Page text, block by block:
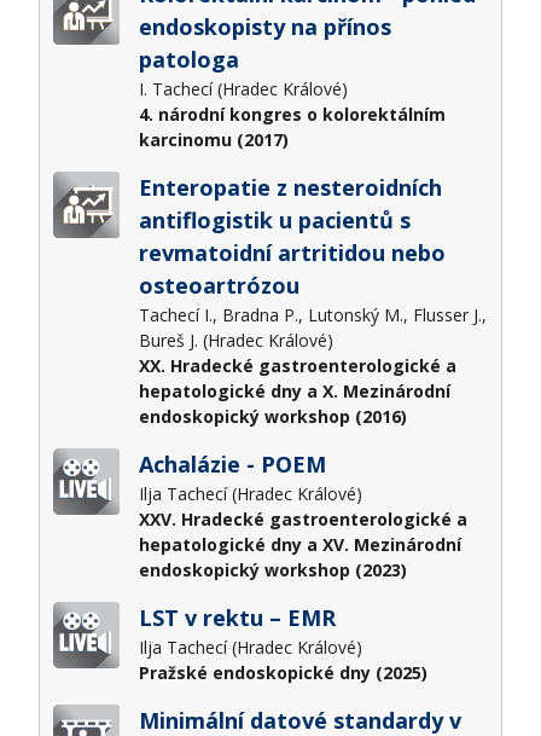
endoskopisty na přínos
patologa
I. Tachecí (Hradec Králové)
4. národní kongres o kolorektálním
karcinomu (2017)
Enteropatie z nesteroidních
antiflogistik u pacientů s
revmatoidní artritidou nebo
osteoartrózou
Tachecí I., Bradna P., Lutonský M., Flusser J.,
Bureš J. (Hradec Králové)
XX. Hradecké gastroenterologické a
hepatologické dny a X. Mezinárodní
endoskopický workshop (2016)
Achalázie - POEM
Ilja Tachecí (Hradec Králové)
XXV. Hradecké gastroenterologické a
hepatologické dny a XV. Mezinárodní
endoskopický workshop (2023)
LST v rektu – EMR
Ilja Tachecí (Hradec Králové)
Pražské endoskopické dny (2025)
Minimální datové standardy v